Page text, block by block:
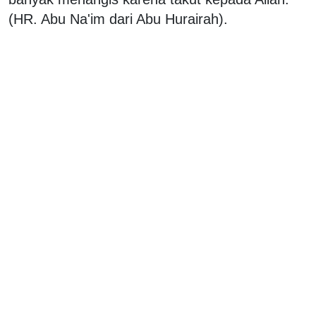
(HR. Abu Na'im dari Abu Hurairah).